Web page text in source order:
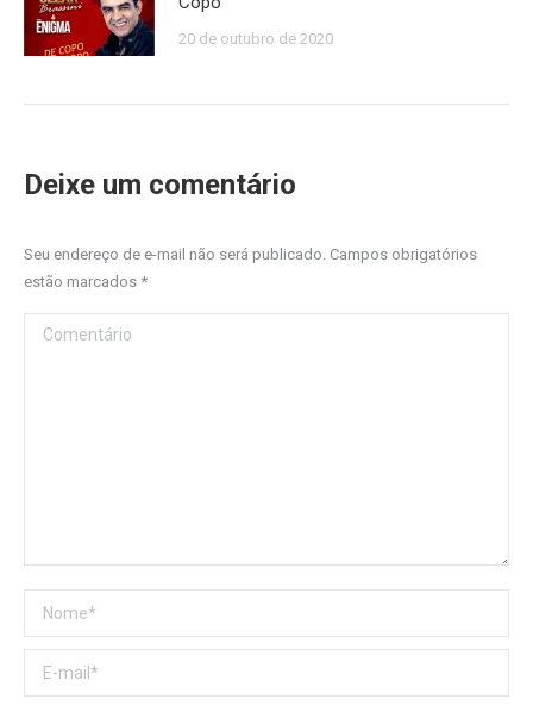
20 de outubro de 2020
Deixe um comentário
Seu endereço de e-mail não será publicado. Campos obrigatórios
estão marcados *
Comentário
Nome *
E-mail *